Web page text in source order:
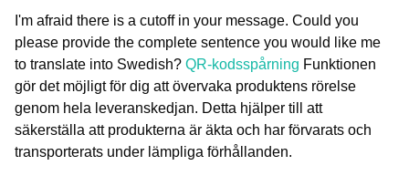
I'm afraid there is a cutoff in your message. Could you
please provide the complete sentence you would like me
to translate into Swedish? QR-kodsspårning Funktionen
gör det möjligt för dig att övervaka produktens rörelse
genom hela leveranskedjan. Detta hjälper till att
säkerställa att produkterna är äkta och har förvarats och
transporterats under lämpliga förhållanden.